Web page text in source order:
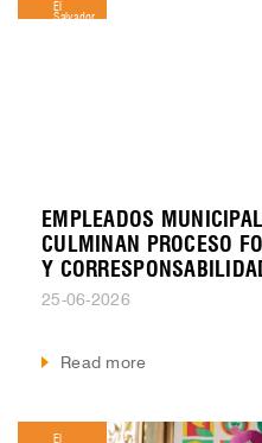
EMPLEADOS
CULMINAN PROCESO
Y
25-06-2026
Read more
El
Salvador
El